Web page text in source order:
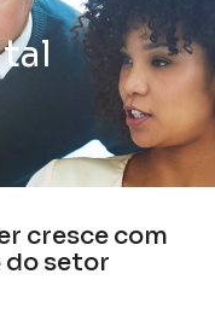
cresce com
do setor